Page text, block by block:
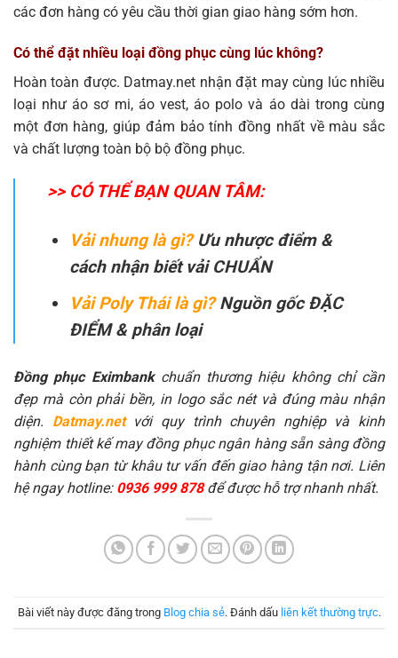
các đơn hàng có yêu cầu thời gian giao hàng sớm hơn.
Có thể đặt nhiều loại đồng phục cùng lúc không?
Hoàn toàn được. Datmay.net nhận đặt may cùng lúc nhiều
loại như áo sơ mi, áo vest, áo polo và áo dài trong cùng
một đơn hàng, giúp đảm bảo tính đồng nhất về màu sắc
và chất lượng toàn bộ bộ đồng phục.
>> CÓ THỂ BẠN QUAN TÂM:
Vải nhung là gì?Ưu nhược điểm &
cách nhận biết vải CHUẨN
Vải Poly Thái là gì?Nguồn gốc ĐẶC
ĐIỂM & phân loại
Đồng phục Eximbankchuẩn thương hiệu không chỉ cần
đẹp mà còn phải bền, in logo sắc nét và đúng màu nhận
diện. Datmay.net với quy trình chuyên nghiệp và kinh
nghiệm thiết kế may đồng phục ngân hàng sẵn sàng đồng
hành cùng bạn từ khâu tư vấn đến giao hàng tận nơi. Liên
hệ ngay hotline:0936 999 878 để được hỗ trợ nhanh nhất.
Bài viết này được đăng trong Blog chia sẻ. Đánh dấu liên kết thường trực.